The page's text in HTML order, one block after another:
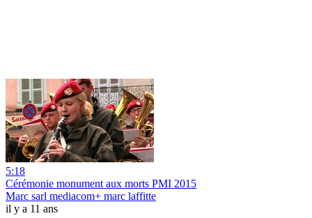
5:18
Cérémonie monument aux morts PMI 2015
Marc sarl mediacom+ marc laffitte
il y a 11 ans